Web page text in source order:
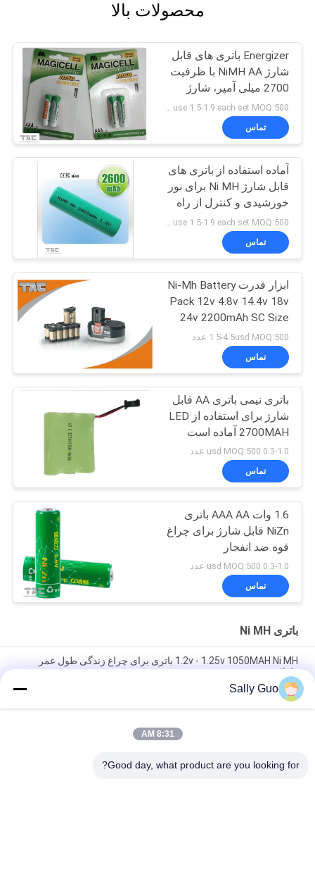
محصولات بالا
Energizer باتری های قابل
شارژ NiMH AA با ظرفیت
2700 میلی آمپر، شارژ
سریع در عرض 15 دقیقه
use 1.5-1.9 each set MOQ:500 عدد
تماس
آماده استفاده از باتری های
قابل شارژ Ni MH برای نور
خورشیدی و کنترل از راه
دور
تماس
ابزار قدرت Ni-Mh Battery
Pack 12v 4.8v 14.4v 18v
24v 2200mAh SC Size
1.5-4.5usd MOQ:500 عدد
تماس
باتری نیمی باتری AA قابل
شارژ برای استفاده از LED
2700MAH آماده است
0.3-1.0 usd MOQ:500 عدد
تماس
1.6 وات AAA AA باتری
NiZn قابل شارژ برای چراغ
قوه ضد انفجار
0.3-1.0 usd MOQ:500 عدد
تماس
باتری Ni MH
1.2v - 1.25v 1050MAH Ni MH باتری برای چراغ زندگی طول عمر
طولانی
Nimh
12V AA 1700mAh باتری های قابل شارژ نیکل فلز هیدریدی با درجه
Sally Guo
8:31 AM
Good day, what product are you looking for?